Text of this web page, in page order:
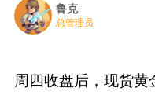
鲁克
总管理员
周四收盘后，现货